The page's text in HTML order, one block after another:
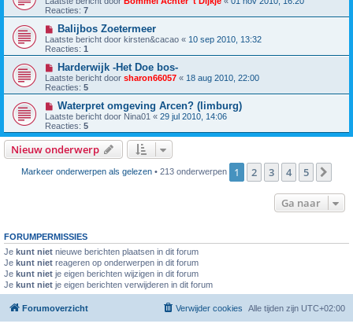
Reacties: 7
Balijbos Zoetermeer
Laatste bericht door kirsten&cacao « 10 sep 2010, 13:32
Reacties: 1
Harderwijk -Het Doe bos-
Laatste bericht door sharon66057 « 18 aug 2010, 22:00
Reacties: 5
Waterpret omgeving Arcen? (limburg)
Laatste bericht door Nina01 « 29 jul 2010, 14:06
Reacties: 5
Nieuw onderwerp
Markeer onderwerpen als gelezen • 213 onderwerpen 1 2 3 4 5
Ga naar
FORUMPERMISSIES
Je kunt niet nieuwe berichten plaatsen in dit forum
Je kunt niet reageren op onderwerpen in dit forum
Je kunt niet je eigen berichten wijzigen in dit forum
Je kunt niet je eigen berichten verwijderen in dit forum
Forumoverzicht Alle tijden zijn UTC+02:00
Verwijder cookies